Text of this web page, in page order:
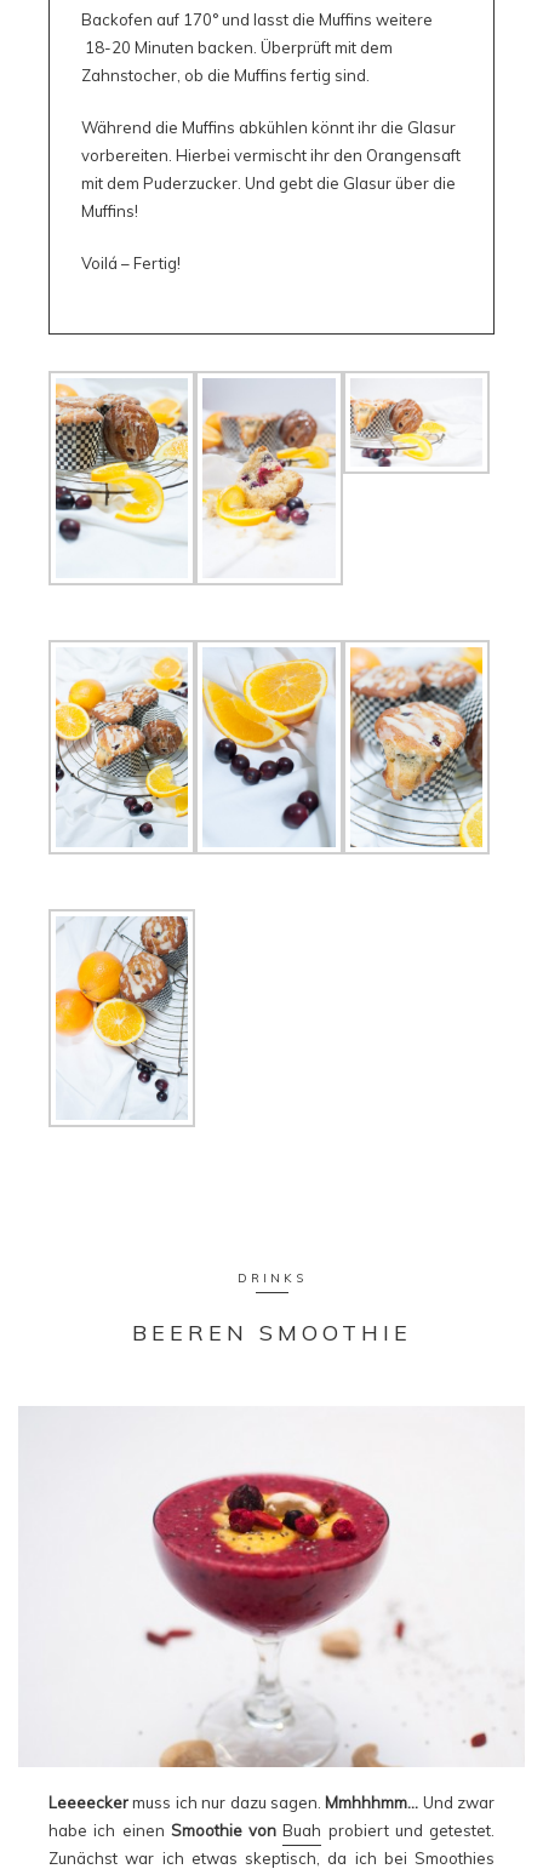
Backofen auf 170° und lasst die Muffins weitere
18-20 Minuten backen. Überprüft mit dem
Zahnstocher, ob die Muffins fertig sind.
Während die Muffins abkühlen könnt ihr die Glasur
vorbereiten. Hierbei vermischt ihr den Orangensaft
mit dem Puderzucker. Und gebt die Glasur über die
Muffins!
Voilá – Fertig!
DRINKS
BEEREN SMOOTHIE
Leeeeckermuss ich nur dazu sagen. Mmhhhmm… Und zwar
habe ich einen Smoothie vonBuah probiert und getestet.
Zunächst war ich etwas skeptisch, da ich bei Smoothies